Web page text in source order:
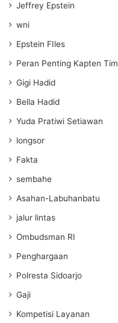
Jeffrey Epstein
wni
Epstein FIles
Peran Penting Kapten Tim
Gigi Hadid
Bella Hadid
Yuda Pratiwi Setiawan
longsor
Fakta
sembahe
Asahan-Labuhanbatu
jalur lintas
Ombudsman RI
Penghargaan
Polresta Sidoarjo
Gaji
Kompetisi Layanan